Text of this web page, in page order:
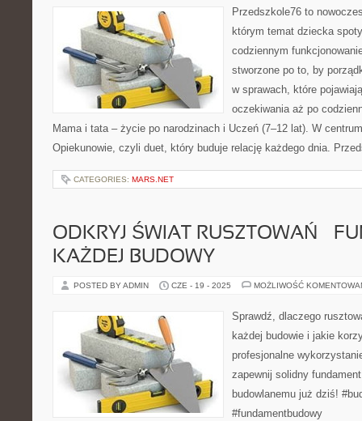
Przedszkole76 to
którym temat dziecka
codziennym
stworzone po to, by
w sprawach, które
oczekiwania aż po
Mama i tata – życie po narodzinach i Uczeń (7–12 lat). W
Opiekunowie, czyli duet, który buduje relację każdego dnia.
CATEGORIES: MARS.NET
ODKRYJ ŚWIAT RUSZTOWAŃ –
KAŻDEJ BUDOWY
POSTED BY ADMIN CZE - 19 - 2025 MOŻLIWOŚĆ
Sprawdź, dlaczego
każdej budowie i jakie
profesjonalne
zapewnij solidny
budowlanemu już dziś!
#fundamentbudowy